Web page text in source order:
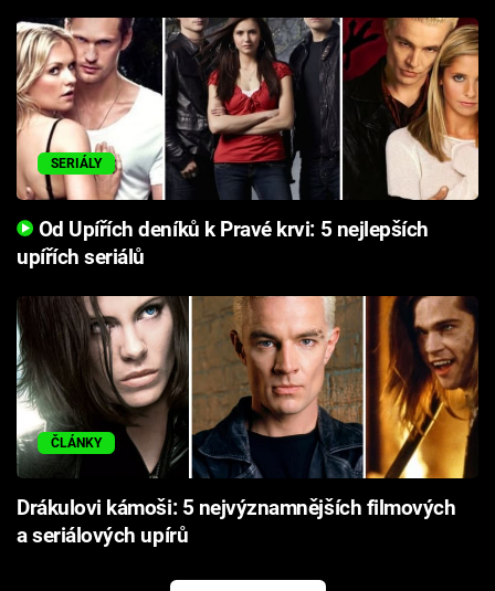
SERIÁLY
Od Upířích deníků k Pravé krvi: 5 nejlepších
upířích seriálů
ČLÁNKY
Drákulovi kámoši: 5 nejvýznamnějších filmových
a seriálových upírů